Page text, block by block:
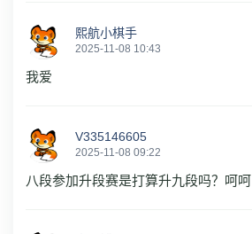
熙航小棋手
2025-11-08 10:43
我爱
V335146605
2025-11-08 09:22
八段参加升段赛是打算升九段吗？呵呵